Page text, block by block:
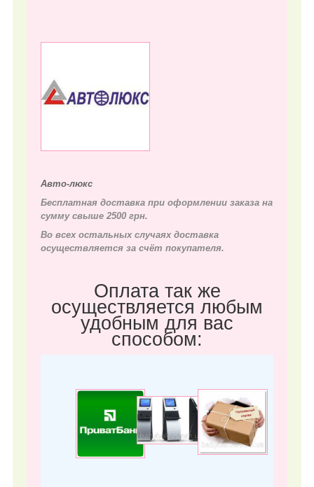
Авто-люкс
Бесплатная доставка при оформлении заказа на
сумму свыше 2500 грн.
Во всех остальных случаях доставка
осуществляется за счёт покупателя.
Оплата так же
осуществляется любым
удобным для вас
способом: